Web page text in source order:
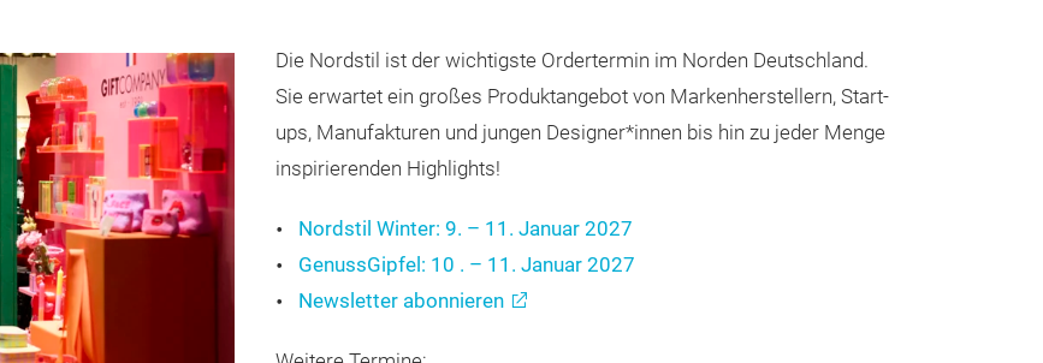
Die Nordstil ist der wichtigste Ordertermin im Norden Deutschland.
Sie erwartet ein großes Produktangebot von Markenherstellern, Start-
ups, Manufakturen und jungen Designer*innen bis hin zu jeder Menge
inspirierenden Highlights!
Nordstil Winter: 9. – 11. Januar 2027
GenussGipfel: 10 . – 11. Januar 2027
Newsletter abonnieren